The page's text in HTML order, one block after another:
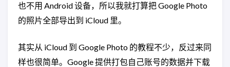
也不用 Android 设备，所以我就打算把 Google Photo
的照片全部导出到 iCloud 里。
其实从 iCloud 到 Google Photo 的教程不少，反过来同
样也很简单。Google 提供打包自己账号的数据并下载